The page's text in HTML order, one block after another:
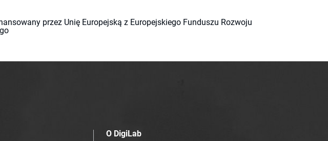
przez Unię Europejską z Europejskiego Funduszu Rozwoju
O DigiLab